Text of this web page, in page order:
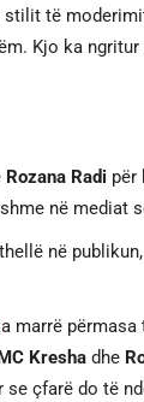
të
Kjo ka
Rozana Radi për
në mediat
në
marrë përmasa
Kresha dhe
çfarë do të